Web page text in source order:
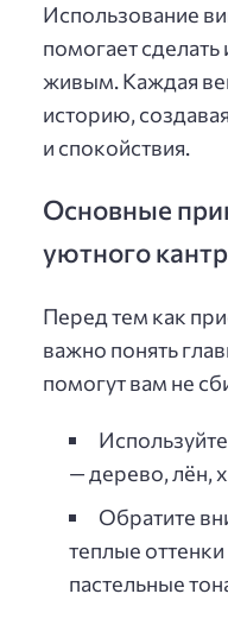
Использование
помогает
живым. Каждая
историю,
и спокойствия.
Основные
уютного
Перед тем как
важно понять
помогут вам не
— дерево, лён,
Обратите
теплые
пастельные